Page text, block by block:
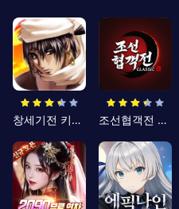
창세기전 키우기 조선협객전 클래식